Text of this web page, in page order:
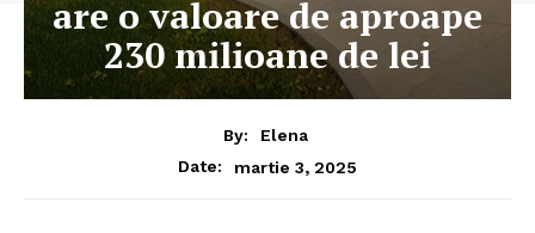
are o valoare de aproape
230 milioane de lei
By:
Elena
Date:
martie 3, 2025